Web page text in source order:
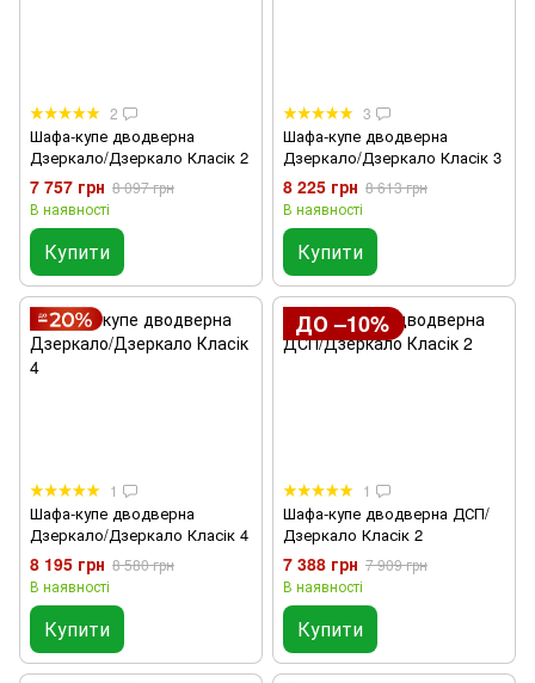
2
Шафа-купе дводверна
Дзеркало/Дзеркало Класік 2
7 757 грн 8 097 грн
В наявності
Купити
3
Шафа-купе дводверна
Дзеркало/Дзеркало Класік 3
8 225 грн 8 613 грн
В наявності
Купити
1
Шафа-купе дводверна
Дзеркало/Дзеркало Класік 4
8 195 грн 8 580 грн
В наявності
Купити
ДО –10%
1
Шафа-купе дводверна ДСП/
Дзеркало Класік 2
7 388 грн 7 909 грн
В наявності
Купити